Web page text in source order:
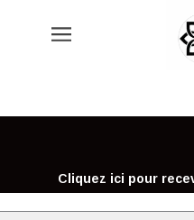
Cliquez ici pour